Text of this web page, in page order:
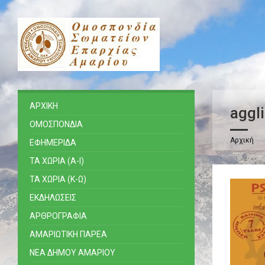
Αρχική
ΑΡΧΙΚΗ
ΟΜΟΣΠΟΝΔΙΑ
ΕΦΗΜΕΡΙΔΑ
ΤΑ ΧΩΡΙΑ (Α-Ι)
ΤΑ ΧΩΡΙΑ (Κ-Ω)
ΕΚΔΗΛΩΣΕΙΣ
ΑΡΘΡΟΓΡΑΦΙΑ
ΑΜΑΡΙΩΤΙΚΗ ΠΑΡΕΑ
ΝΕΑ ΔΗΜΟΥ ΑΜΑΡΙΟΥ